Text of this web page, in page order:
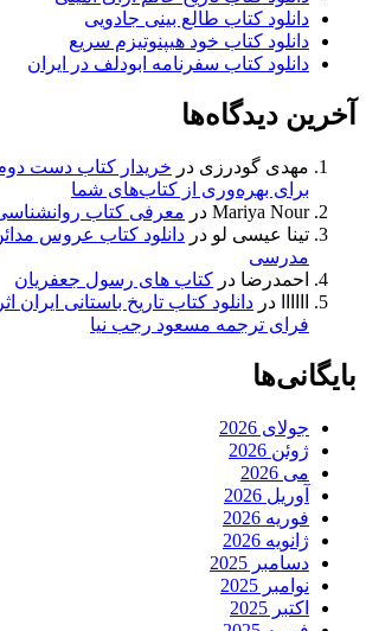
دانلود کتاب طالع بینی جادویی
دانلود کتاب خود هیپنوتیزم سریع
دانلود کتاب سفرنامه ابودلف در ایران
آخرین دیدگاه‌ها
مهدی گودرزی در خریدار کتاب دست
برای بهره‌وری از کتاب‌های شما
Mariya Nour در معرفی کتاب
تینا عیسی لو در دانلود کتاب عروس مدائن
مدرسی
احمدرضا در کتاب های رسول جعفریان
در دانلود کتاب تاریخ باستانی ایران
فرای ترجمه مسعود رجب نیا
بایگانی‌ها
جولای 2026
ژوئن 2026
می 2026
آوریل 2026
فوریه 2026
ژانویه 2026
دسامبر 2025
نوامبر 2025
اکتبر 2025